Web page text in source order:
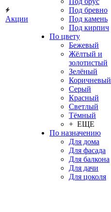
Акции
Под бревно
Под камень
Под кирпич
По цвету
Бежевый
Жёлтый и
золотистый
Зелёный
Коричневый
Серый
Красный
Светлый
Тёмный
+ ЕЩЕ
По назначению
Для дома
Для фасада
Для балкона
Для дачи
Для цоколя